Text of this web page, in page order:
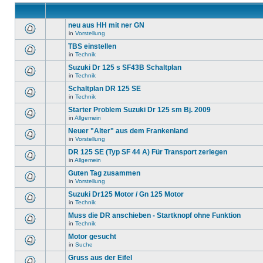
neu aus HH mit ner GN
in Vorstellung
TBS einstellen
in Technik
Suzuki Dr 125 s SF43B Schaltplan
in Technik
Schaltplan DR 125 SE
in Technik
Starter Problem Suzuki Dr 125 sm Bj. 2009
in Allgemein
Neuer "Alter" aus dem Frankenland
in Vorstellung
DR 125 SE (Typ SF 44 A) Für Transport zerlegen
in Allgemein
Guten Tag zusammen
in Vorstellung
Suzuki Dr125 Motor / Gn 125 Motor
in Technik
Muss die DR anschieben - Startknopf ohne Funktion
in Technik
Motor gesucht
in Suche
Gruss aus der Eifel